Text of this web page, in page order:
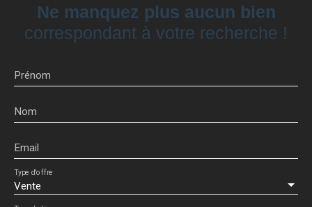
Ne manquez plus aucun bien
correspondant à votre recherche !
Prénom
Nom
Email
Vente
Type d'offre